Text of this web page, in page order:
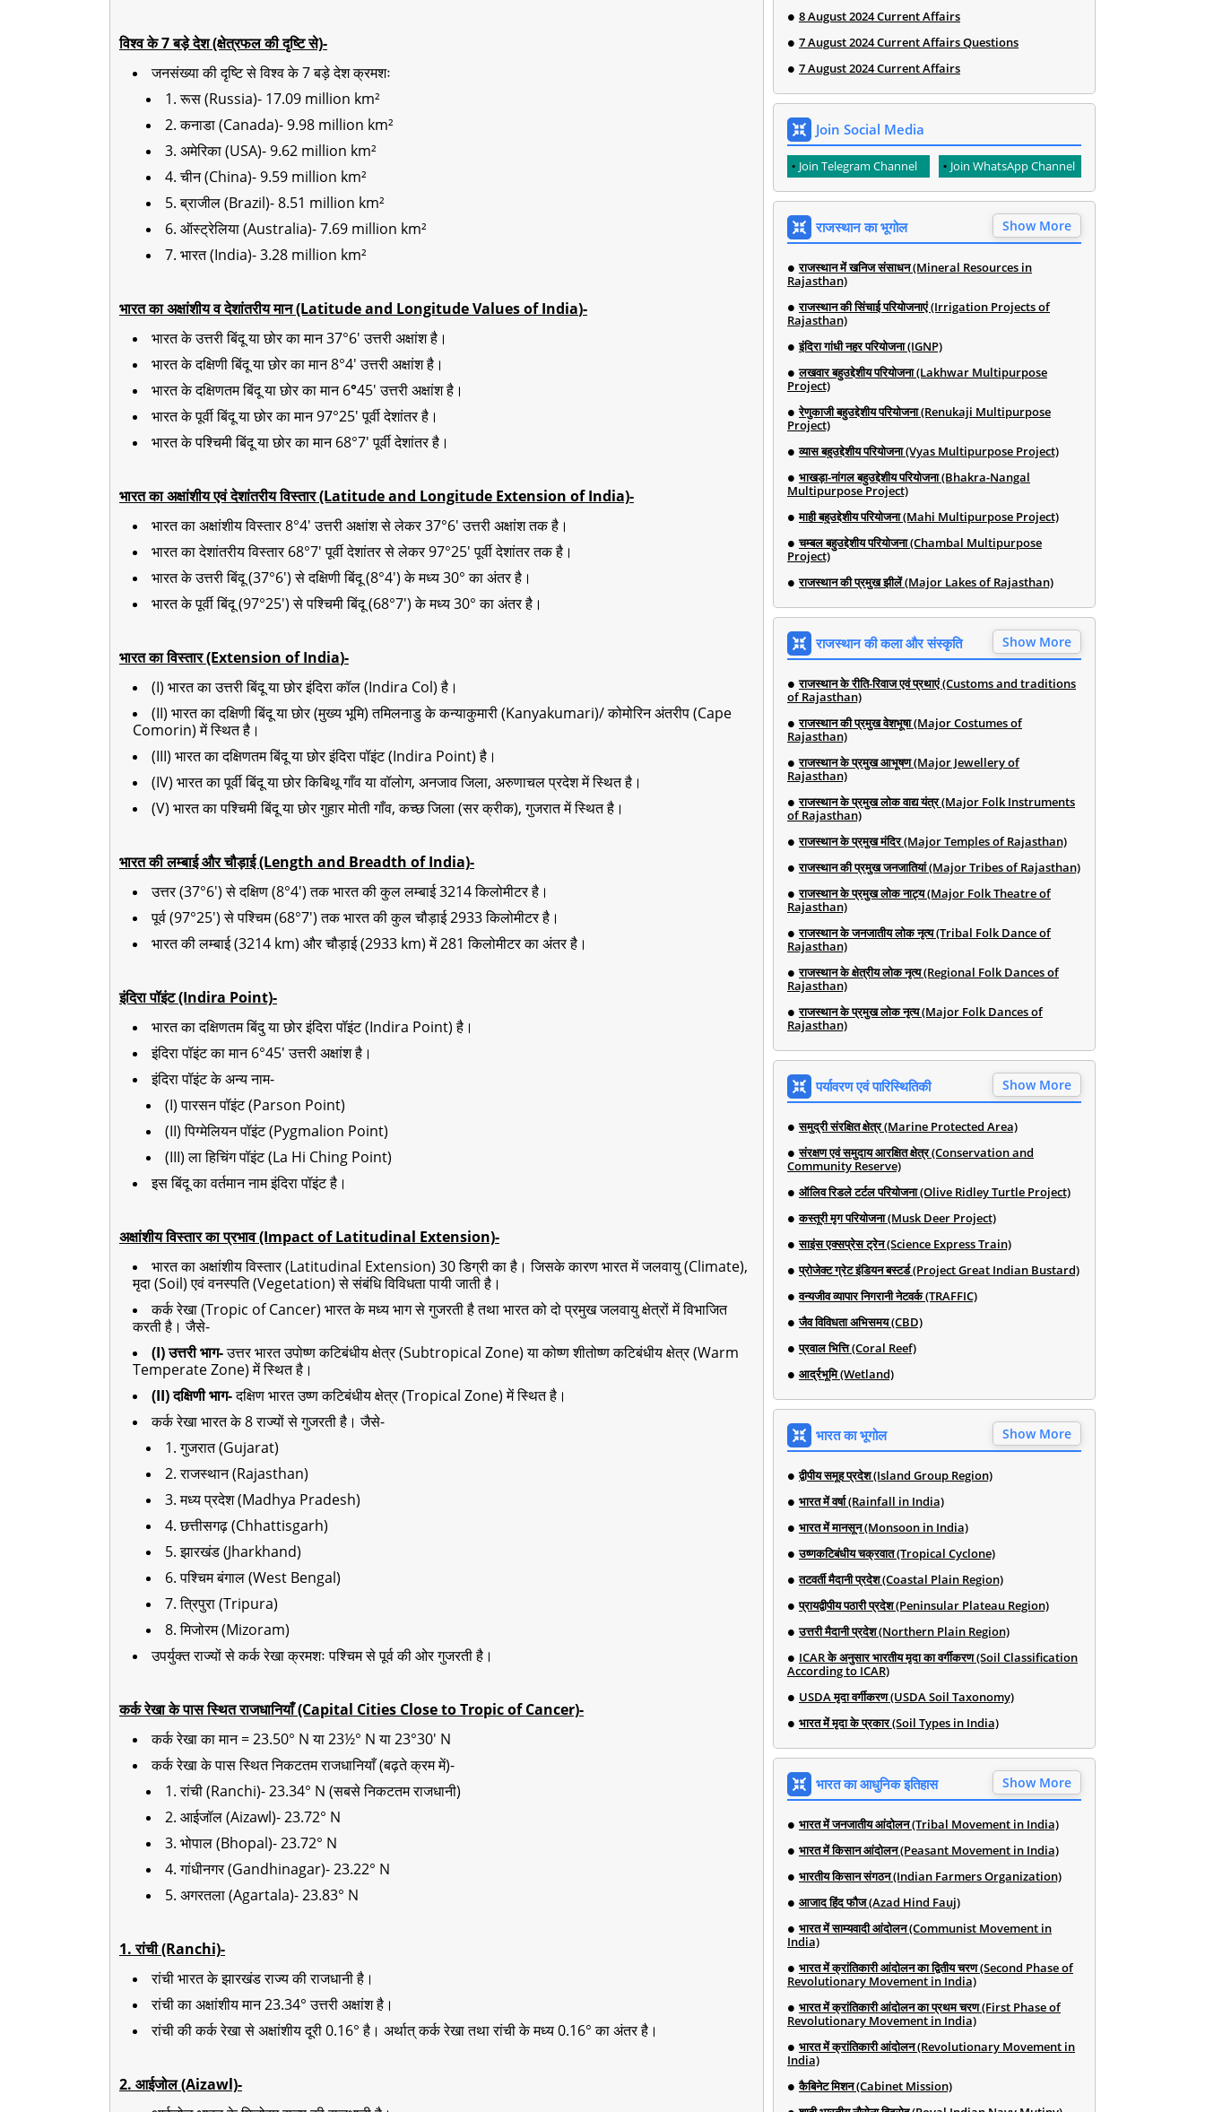
विश्व के 7 बड़े देश (क्षेत्रफल की दृष्टि से)-
जनसंख्या की दृष्टि से विश्व के 7 बड़े देश क्रमशः
1. रूस (Russia)- 17.09 million km²
2. कनाडा (Canada)- 9.98 million km²
3. अमेरिका (USA)- 9.62 million km²
4. चीन (China)- 9.59 million km²
5. ब्राजील (Brazil)- 8.51 million km²
6. ऑस्ट्रेलिया (Australia)- 7.69 million km²
7. भारत (India)- 3.28 million km²
भारत का अक्षांशीय व देशांतरीय मान (Latitude and Longitude Values of India)-
भारत के उत्तरी बिंदू या छोर का मान 37°6' उत्तरी अक्षांश है।
भारत के दक्षिणी बिंदू या छोर का मान 8°4' उत्तरी अक्षांश है।
भारत के दक्षिणतम बिंदू या छोर का मान 6°45' उत्तरी अक्षांश है।
भारत के पूर्वी बिंदू या छोर का मान 97°25' पूर्वी देशांतर है।
भारत के पश्चिमी बिंदू या छोर का मान 68°7' पूर्वी देशांतर है।
भारत का अक्षांशीय एवं देशांतरीय विस्तार (Latitude and Longitude Extension of India)-
भारत का अक्षांशीय विस्तार 8°4' उत्तरी अक्षांश से लेकर 37°6' उत्तरी अक्षांश तक है।
भारत का देशांतरीय विस्तार 68°7' पूर्वी देशांतर से लेकर 97°25' पूर्वी देशांतर तक है।
भारत के उत्तरी बिंदू (37°6') से दक्षिणी बिंदू (8°4') के मध्य 30° का अंतर है।
भारत के पूर्वी बिंदू (97°25') से पश्चिमी बिंदू (68°7') के मध्य 30° का अंतर है।
भारत का विस्तार (Extension of India)-
(I) भारत का उत्तरी बिंदू या छोर इंदिरा कॉल (Indira Col) है।
(II) भारत का दक्षिणी बिंदू या छोर (मुख्य भूमि) तमिलनाडु के कन्याकुमारी (Kanyakumari)/ कोमोरिन अंतरीप (Cape
Comorin) में स्थित है।
(III) भारत का दक्षिणतम बिंदू या छोर इंदिरा पॉइंट (Indira Point) है।
(IV) भारत का पूर्वी बिंदू या छोर किबिथू गाँव या वॉलोग, अनजाव जिला, अरुणाचल प्रदेश में स्थित है।
(V) भारत का पश्चिमी बिंदू या छोर गुहार मोती गाँव, कच्छ जिला (सर क्रीक), गुजरात में स्थित है।
भारत की लम्बाई और चौड़ाई (Length and Breadth of India)-
उत्तर (37°6') से दक्षिण (8°4') तक भारत की कुल लम्बाई 3214 किलोमीटर है।
पूर्व (97°25') से पश्चिम (68°7') तक भारत की कुल चौड़ाई 2933 किलोमीटर है।
भारत की लम्बाई (3214 km) और चौड़ाई (2933 km) में 281 किलोमीटर का अंतर है।
इंदिरा पॉइंट (Indira Point)-
भारत का दक्षिणतम बिंदु या छोर इंदिरा पॉइंट (Indira Point) है।
इंदिरा पॉइंट का मान 6°45' उत्तरी अक्षांश है।
इंदिरा पॉइंट के अन्य नाम-
(I) पारसन पॉइंट (Parson Point)
(II) पिग्मेलियन पॉइंट (Pygmalion Point)
(III) ला हिचिंग पॉइंट (La Hi Ching Point)
इस बिंदू का वर्तमान नाम इंदिरा पॉइंट है।
अक्षांशीय विस्तार का प्रभाव (Impact of Latitudinal Extension)-
भारत का अक्षांशीय विस्तार (Latitudinal Extension) 30 डिग्री का है। जिसके कारण भारत में जलवायु (Climate),
मृदा (Soil) एवं वनस्पति (Vegetation) से संबंधि विविधता पायी जाती है।
कर्क रेखा (Tropic of Cancer) भारत के मध्य भाग से गुजरती है तथा भारत को दो प्रमुख जलवायु क्षेत्रों में विभाजित
करती है। जैसे-
(I) उत्तरी भाग-उत्तर भारत उपोष्ण कटिबंधीय क्षेत्र (Subtropical Zone) या कोष्ण शीतोष्ण कटिबंधीय क्षेत्र (Warm
Temperate Zone) में स्थित है।
(II) दक्षिणी भाग-दक्षिण भारत उष्ण कटिबंधीय क्षेत्र (Tropical Zone) में स्थित है।
कर्क रेखा भारत के 8 राज्यों से गुजरती है। जैसे-
1. गुजरात (Gujarat)
2. राजस्थान (Rajasthan)
3. मध्य प्रदेश (Madhya Pradesh)
4. छत्तीसगढ़ (Chhattisgarh)
5. झारखंड (Jharkhand)
6. पश्चिम बंगाल (West Bengal)
7. त्रिपुरा (Tripura)
8. मिजोरम (Mizoram)
उपर्युक्त राज्यों से कर्क रेखा क्रमशः पश्चिम से पूर्व की ओर गुजरती है।
कर्क रेखा के पास स्थित राजधानियाँ (Capital Cities Close to Tropic of Cancer)-
कर्क रेखा का मान = 23.50° N या 23½° N या 23°30' N
कर्क रेखा के पास स्थित निकटतम राजधानियाँ (बढ़ते क्रम में)-
1. रांची (Ranchi)- 23.34° N (सबसे निकटतम राजधानी)
2. आईजॉल (Aizawl)- 23.72° N
3. भोपाल (Bhopal)- 23.72° N
4. गांधीनगर (Gandhinagar)- 23.22° N
5. अगरतला (Agartala)- 23.83° N
1. रांची (Ranchi)-
रांची भारत के झारखंड राज्य की राजधानी है।
रांची का अक्षांशीय मान 23.34° उत्तरी अक्षांश है।
रांची की कर्क रेखा से अक्षांशीय दूरी 0.16° है। अर्थात् कर्क रेखा तथा रांची के मध्य 0.16° का अंतर है।
2. आईजोल (Aizawl)-
8 August 2024 Current Affairs
7 August 2024 Current Affairs Questions
7 August 2024 Current Affairs
Join Social Media
Join Telegram Channel Join WhatsApp Channel
राजस्थान का भूगोल Show More
राजस्थान में खनिज संसाधन (Mineral Resources in
Rajasthan)
राजस्थान की सिंचाई परियोजनाएं (Irrigation Projects of
Rajasthan)
इंदिरा गांधी नहर परियोजना (IGNP)
लखवार बहुउद्देशीय परियोजना (Lakhwar Multipurpose
Project)
रेणुकाजी बहुउद्देशीय परियोजना (Renukaji Multipurpose
Project)
व्यास बहुउद्देशीय परियोजना (Vyas Multipurpose Project)
भाखड़ा-नांगल बहुउद्देशीय परियोजना (Bhakra-Nangal
Multipurpose Project)
माही बहुउद्देशीय परियोजना (Mahi Multipurpose Project)
चम्बल बहुउद्देशीय परियोजना (Chambal Multipurpose
Project)
राजस्थान की प्रमुख झीलें (Major Lakes of Rajasthan)
राजस्थान की कला और संस्कृति Show More
राजस्थान के रीति-रिवाज एवं प्रथाएं (Customs and traditions
of Rajasthan)
राजस्थान की प्रमुख वेशभूषा (Major Costumes of
Rajasthan)
राजस्थान के प्रमुख आभूषण (Major Jewellery of
Rajasthan)
राजस्थान के प्रमुख लोक वाद्य यंत्र (Major Folk Instruments
of Rajasthan)
राजस्थान के प्रमुख मंदिर (Major Temples of Rajasthan)
राजस्थान की प्रमुख जनजातियां (Major Tribes of Rajasthan)
राजस्थान के प्रमुख लोक नाट्य (Major Folk Theatre of
Rajasthan)
राजस्थान के जनजातीय लोक नृत्य (Tribal Folk Dance of
Rajasthan)
राजस्थान के क्षेत्रीय लोक नृत्य (Regional Folk Dances of
Rajasthan)
राजस्थान के प्रमुख लोक नृत्य (Major Folk Dances of
Rajasthan)
पर्यावरण एवं पारिस्थितिकी Show More
समुद्री संरक्षित क्षेत्र (Marine Protected Area)
संरक्षण एवं समुदाय आरक्षित क्षेत्र (Conservation and
Community Reserve)
ऑलिव रिडले टर्टल परियोजना (Olive Ridley Turtle Project)
कस्तूरी मृग परियोजना (Musk Deer Project)
साइंस एक्सप्रेस ट्रेन (Science Express Train)
प्रोजेक्ट ग्रेट इंडियन बस्टर्ड (Project Great Indian Bustard)
वन्यजीव व्यापार निगरानी नेटवर्क (TRAFFIC)
जैव विविधता अभिसमय (CBD)
प्रवाल भित्ति (Coral Reef)
आर्द्रभूमि (Wetland)
भारत का भूगोल Show More
द्वीपीय समूह प्रदेश (Island Group Region)
भारत में वर्षा (Rainfall in India)
भारत में मानसून (Monsoon in India)
उष्णकटिबंधीय चक्रवात (Tropical Cyclone)
तटवर्ती मैदानी प्रदेश (Coastal Plain Region)
प्रायद्वीपीय पठारी प्रदेश (Peninsular Plateau Region)
उत्तरी मैदानी प्रदेश (Northern Plain Region)
ICAR के अनुसार भारतीय मृदा का वर्गीकरण (Soil Classification
According to ICAR)
USDA मृदा वर्गीकरण (USDA Soil Taxonomy)
भारत में मृदा के प्रकार (Soil Types in India)
भारत का आधुनिक इतिहास Show More
भारत में जनजातीय आंदोलन (Tribal Movement in India)
भारत में किसान आंदोलन (Peasant Movement in India)
भारतीय किसान संगठन (Indian Farmers Organization)
आजाद हिंद फौज (Azad Hind Fauj)
भारत में साम्यवादी आंदोलन (Communist Movement in
India)
भारत में क्रांतिकारी आंदोलन का द्वितीय चरण (Second Phase of
Revolutionary Movement in India)
भारत में क्रांतिकारी आंदोलन का प्रथम चरण (First Phase of
Revolutionary Movement in India)
भारत में क्रांतिकारी आंदोलन (Revolutionary Movement in
India)
कैबिनेट मिशन (Cabinet Mission)